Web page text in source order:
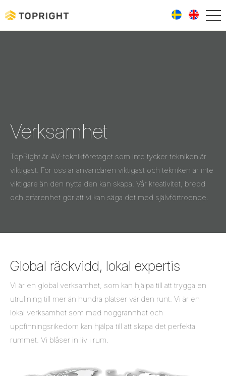
Verksamhet
TopRight är AV-teknikföretaget som inte tycker tekniken är
viktigast. För oss är användaren viktigast och tekniken är inte
viktigare än den nytta den kan skapa. Vår kreativitet, bredd
och erfarenhet gör att vi kan säga det med självförtroende.
Global räckvidd, lokal expertis
Vi är en global verksamhet, som kan hjälpa till att trygga en
utrullning till mer än hundra platser världen runt. Vi är en
lokal verksamhet som med noggrannhet och
uppfinningsrikedom kan hjälpa till att skapa det perfekta
rummet. Vi blåser in liv i rum.